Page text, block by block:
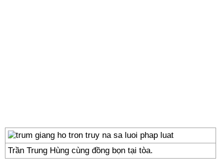
Trần Trung Hùng cùng đồng bọn tại tòa.